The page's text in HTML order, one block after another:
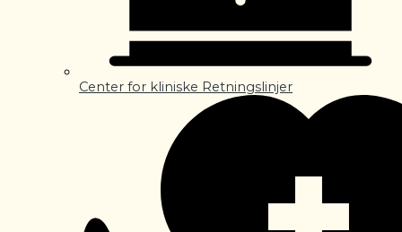
Center for kliniske Retningslinjer